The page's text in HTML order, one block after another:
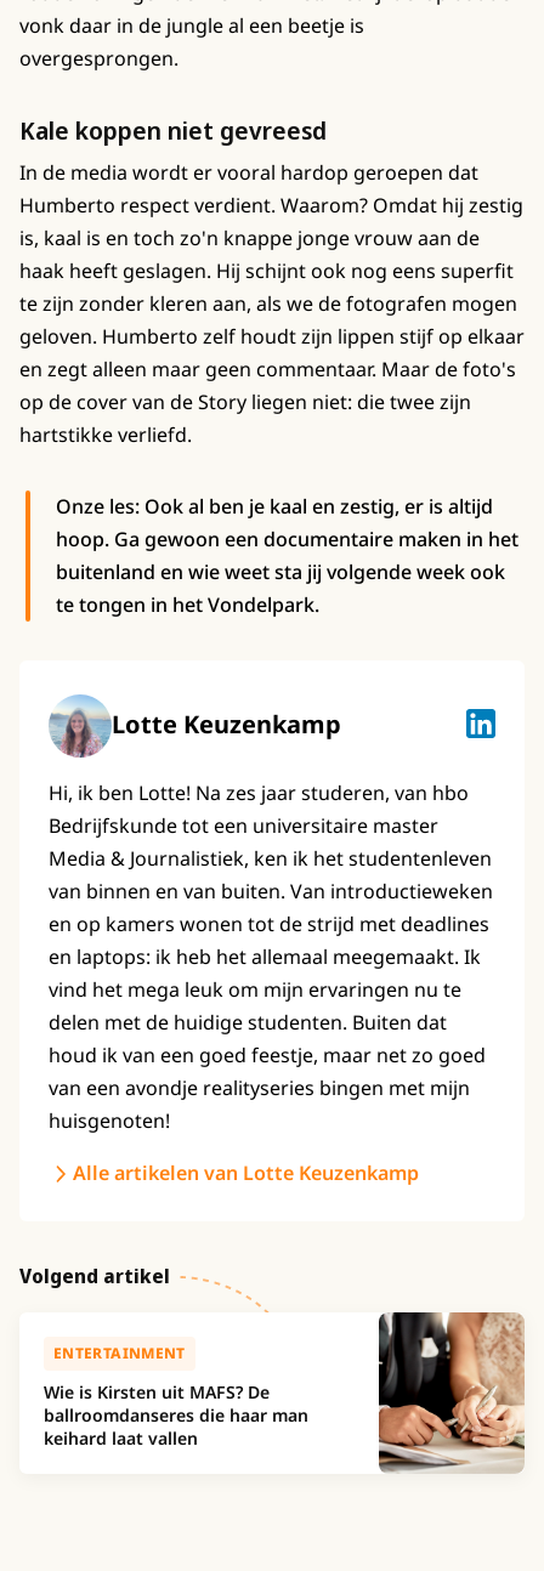
vonk daar in de jungle al een beetje is
overgesprongen.
Kale koppen niet gevreesd
In de media wordt er vooral hardop geroepen dat
Humberto respect verdient. Waarom? Omdat hij zestig
is, kaal is en toch zo'n knappe jonge vrouw aan de
haak heeft geslagen. Hij schijnt ook nog eens superfit
te zijn zonder kleren aan, als we de fotografen mogen
geloven. Humberto zelf houdt zijn lippen stijf op elkaar
en zegt alleen maar geen commentaar. Maar de foto's
op de cover van de Story liegen niet: die twee zijn
hartstikke verliefd.
Onze les: Ook al ben je kaal en zestig, er is altijd
hoop. Ga gewoon een documentaire maken in het
buitenland en wie weet sta jij volgende week ook
te tongen in het Vondelpark.
Lotte Keuzenkamp Lotte
Hi, ik ben Lotte! Na zes jaar studeren, van hbo
Bedrijfskunde tot een universitaire master
Media & Journalistiek, ken ik het studentenleven
van binnen en van buiten. Van introductieweken
en op kamers wonen tot de strijd met deadlines
en laptops: ik heb het allemaal meegemaakt. Ik
vind het mega leuk om mijn ervaringen nu te
delen met de huidige studenten. Buiten dat
houd ik van een goed feestje, maar net zo goed
van een avondje realityseries bingen met mijn
huisgenoten!
Alle artikelen van Lotte Keuzenkamp
Volgend artikel
ENTERTAINMENT
Wie is Kirsten uit MAFS? De
ballroomdanseres die haar man
keihard laat vallen